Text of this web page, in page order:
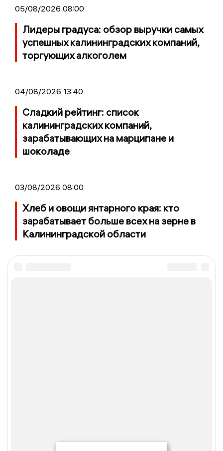
05/08/2026 08:00
Лидеры градуса: обзор выручки самых
успешных калининградских компаний,
торгующих алкоголем
04/08/2026 13:40
Сладкий рейтинг: список
калининградских компаний,
зарабатывающих на марципане и
шоколаде
03/08/2026 08:00
Хлеб и овощи янтарного края: кто
зарабатывает больше всех на зерне в
Калининградской области